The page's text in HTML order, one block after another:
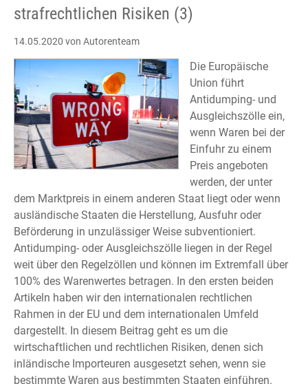
strafrechtlichen Risiken (3)
14.05.2020 von Autorenteam
Die Europäische
Union führt
Antidumping- und
Ausgleichszölle ein,
wenn Waren bei der
Einfuhr zu einem
Preis angeboten
werden, der unter
dem Marktpreis in einem anderen Staat liegt oder wenn
ausländische Staaten die Herstellung, Ausfuhr oder
Beförderung in unzulässiger Weise subventioniert.
Antidumping- oder Ausgleichszölle liegen in der Regel
weit über den Regelzöllen und können im Extremfall über
100% des Warenwertes betragen. In den ersten beiden
Artikeln haben wir den internationalen rechtlichen
Rahmen in der EU und dem internationalen Umfeld
dargestellt. In diesem Beitrag geht es um die
wirtschaftlichen und rechtlichen Risiken, denen sich
inländische Importeuren ausgesetzt sehen, wenn sie
bestimmte Waren aus bestimmten Staaten einführen.